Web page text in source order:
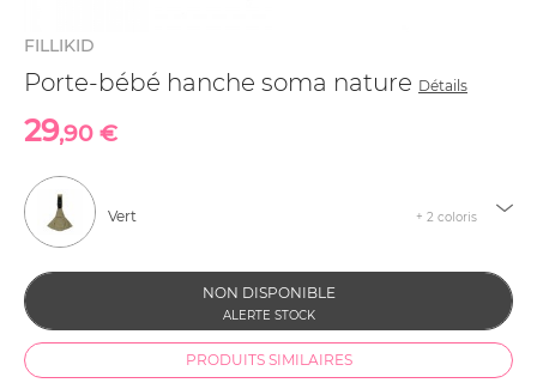
FILLIKID
Porte-bébé hanche soma nature Détails
29,90 €
Vert + 2 coloris
PRODUITS SIMILAIRES